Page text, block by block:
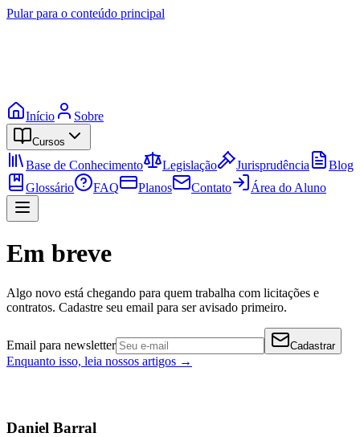
Pular para o conteúdo principal
Início Sobre
Cursos
Base de Conhecimento Legislação Jurisprudência
Blog
Glossário
FAQ Planos Contato Área do Aluno
Em breve
Algo novo está chegando para quem trabalha com licitações e
contratos. Cadastre seu email para ser avisado primeiro.
Email para newsletter Cadastrar
Enquanto isso, leia nossos artigos →
Daniel Barral